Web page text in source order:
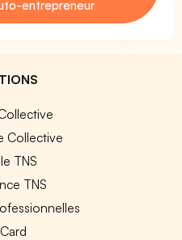
entrepreneur
Collective
TNS
TNS